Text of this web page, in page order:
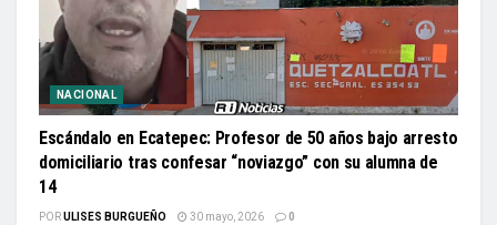
NACIONAL
Escándalo en Ecatepec: Profesor de 50 años bajo arresto
domiciliario tras confesar “noviazgo” con su alumna de
14
PORULISES BURGUEÑO 30 mayo, 2026 0